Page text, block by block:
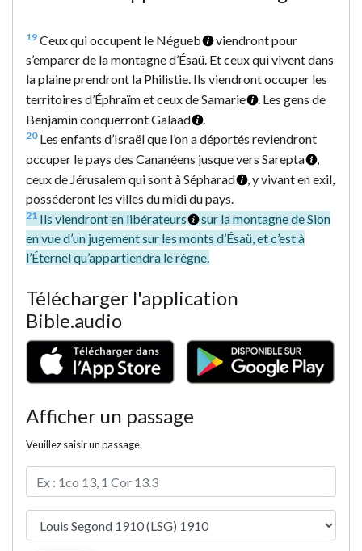
19 Ceux qui occupent le Négueb
viendront pour
s’emparer de la montagne d’Ésaü. Et ceux qui vivent dans
la plaine prendront la Philistie. Ils viendront occuper les
territoires d’Éphraïm et ceux de Samarie
. Les gens de
Benjamin conquerront Galaad
.
20Les enfants d’Israël que l’on a déportés reviendront
occuper le pays des Cananéens jusque vers Sarepta
,
ceux de Jérusalem qui sont à Sépharad
, y vivant en exil,
posséderont les villes du midi du pays.
21 Ils viendront en libérateurs
sur la montagne de Sion
en vue d’un jugement sur les monts d’Ésaü, et c’est à
l’Éternel qu’appartiendra le règne.
Télécharger l'application
Bible.audio
Afficher un passage
Veuillez saisir un passage.